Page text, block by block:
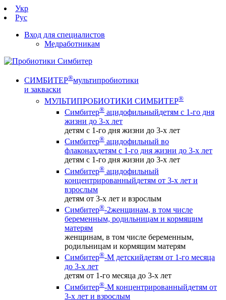
Укр
Рус
Вход для специалистов
Медработникам
СИМБИТЕР®мультипробиотики
и закваски
МУЛЬТИПРОБИОТИКИ СИМБИТЕР®
Симбитер® ацидофильныйдетям с 1-го дня
жизни до 3-х лет
детям с 1-го дня жизни до 3-х лет
Симбитер® ацидофильный во
флаконахдетям с 1-го дня жизни до 3-х лет
детям с 1-го дня жизни до 3-х лет
Симбитер® ацидофильный
концентрированныйдетям от 3-х лет и
взрослым
детям от 3-х лет и взрослым
Симбитер®-2женщинам, в том числе
беременным, родильницам и кормящим
матерям
женщинам, в том числе беременным,
родильницам и кормящим матерям
Симбитер®-М детскийдетям от 1-го месяца
до 3-х лет
детям от 1-го месяца до 3-х лет
Симбитер®-М концентрированныйдетям от
3-х лет и взрослым